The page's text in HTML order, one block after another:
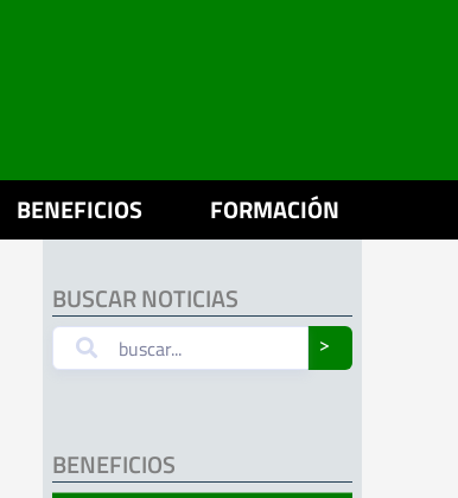
BENEFICIOS FORMACIÓN
BUSCAR NOTICIAS
˃
BENEFICIOS